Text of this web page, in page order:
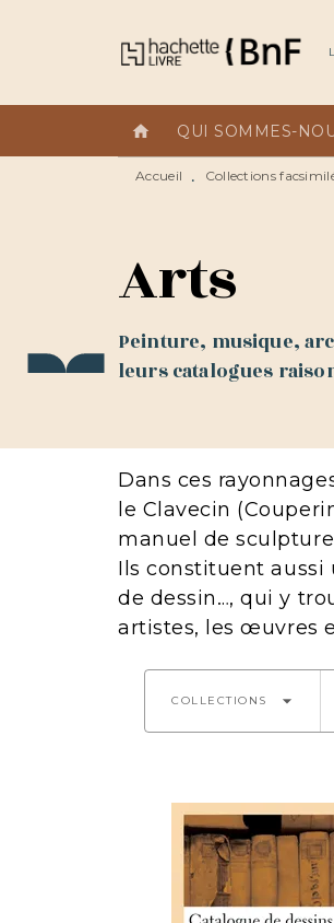
MENU
home QUI SOMMES-
Accueil • Collections
Arts
Peinture, musique,
leurs catalogues
Dans ces
le Clavecin
manuel de
Ils constituent aussi
de dessin…, qui y
artistes, les œuvres
COLLECTIONS arrow_drop_down